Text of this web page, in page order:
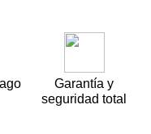
Garantía y
seguridad total